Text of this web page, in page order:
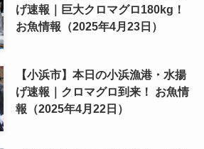
げ速報｜巨大クロマグロ180kg！
お魚情報（2025年4月23日）
【小浜市】本日の小浜漁港・水揚
げ速報｜クロマグロ到来！ お魚情
報（2025年4月22日）